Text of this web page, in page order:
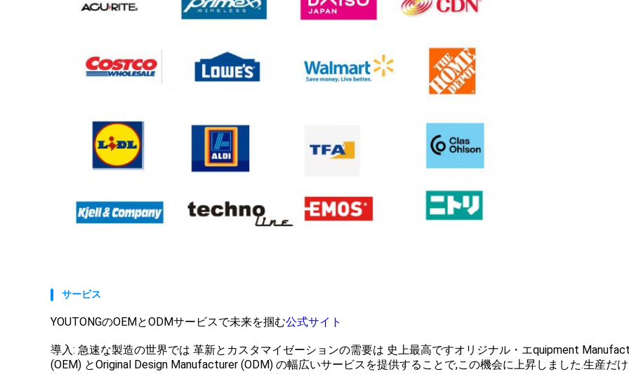
サービス
YOUTONGのOEMとODMサービスで未来を掴む公式サイト
導入: 急速な製造の世界では 革新とカスタマイゼーションの需要は 史上最高ですオリジナル・エquipment
(OEM) とOriginal Design Manufacturer (ODM) の幅広いサービスを提供することで,この機会に上昇しました.生産だ